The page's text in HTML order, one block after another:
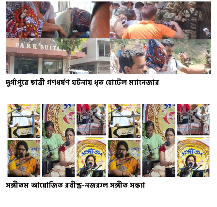
দুর্গাপুরে ছাত্রী গণধর্ষণ ঘটনায় ধৃত হোটেল ম্যানেজার
সঙ্গীতম আয়োজিত রবীন্দ্র-নজরুল সঙ্গীত সন্ধ্যা